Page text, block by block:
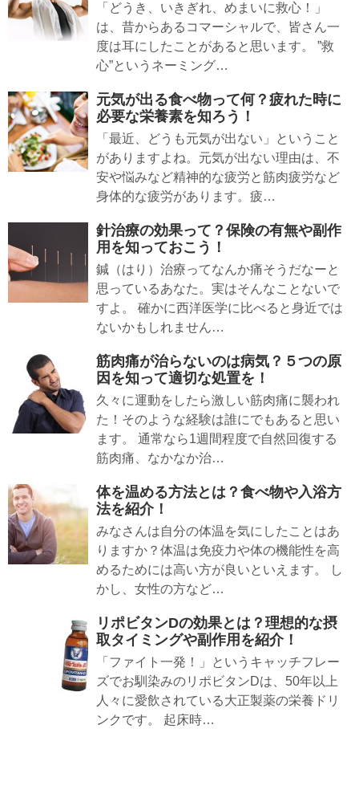
「どうき、いきぎれ、めまいに救心！」
は、昔からあるコマーシャルで、皆さん一
度は耳にしたことがあると思います。 ”救
心”というネーミング…
元気が出る食べ物って何？疲れた時に
必要な栄養素を知ろう！
「最近、どうも元気が出ない」ということ
がありますよね。元気が出ない理由は、不
安や悩みなど精神的な疲労と筋肉疲労など
身体的な疲労があります。疲…
針治療の効果って？保険の有無や副作
用を知っておこう！
鍼（はり）治療ってなんか痛そうだなーと
思っているあなた。実はそんなことないで
すよ。 確かに西洋医学に比べると身近では
ないかもしれません…
筋肉痛が治らないのは病気？５つの原
因を知って適切な処置を！
久々に運動をしたら激しい筋肉痛に襲われ
た！そのような経験は誰にでもあると思い
ます。 通常なら1週間程度で自然回復する
筋肉痛、なかなか治…
体を温める方法とは？食べ物や入浴方
法を紹介！
みなさんは自分の体温を気にしたことはあ
りますか？体温は免疫力や体の機能性を高
めるためには高い方が良いといえます。 し
かし、女性の方など…
リポビタンDの効果とは？理想的な摂
取タイミングや副作用を紹介！
「ファイト一発！」というキャッチフレー
ズでお馴染みのリポビタンDは、50年以上
人々に愛飲されている大正製薬の栄養ドリ
ンクです。 起床時…